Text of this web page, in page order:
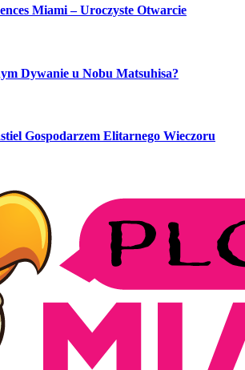
Miami – Uroczyste Otwarcie
Dywanie u Nobu Matsuhisa?
Gospodarzem Elitarnego Wieczoru